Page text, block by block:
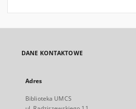
DANE KONTAKTOWE
Adres
Biblioteka UMCS